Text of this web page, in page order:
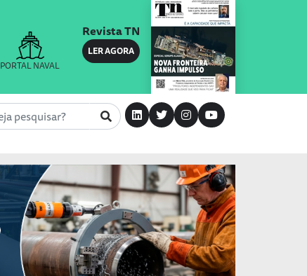
PORTAL NAVAL
Revista TN
LER AGORA